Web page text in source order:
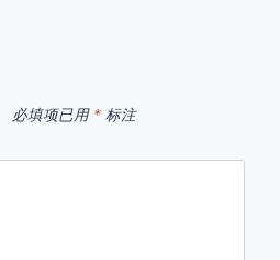
必填项已用 * 标注